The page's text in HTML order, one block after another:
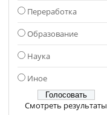
Переработка
Образование
Наука
Иное
Смотреть результаты